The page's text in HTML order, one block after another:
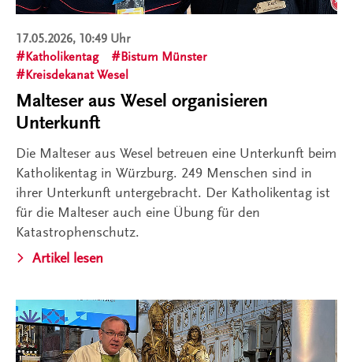
17.05.2026, 10:49 Uhr
Katholikentag
Bistum Münster
Kreisdekanat Wesel
Malteser aus Wesel organisieren
Unterkunft
Die Malteser aus Wesel betreuen eine Unterkunft beim
Katholikentag in Würzburg. 249 Menschen sind in
ihrer Unterkunft untergebracht. Der Katholikentag ist
für die Malteser auch eine Übung für den
Katastrophenschutz.
Artikel lesen